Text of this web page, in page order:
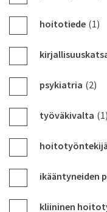
hoitotiede (1)
psykiatria (2)
työväkivalta (1)
ikääntyneiden
kliininen